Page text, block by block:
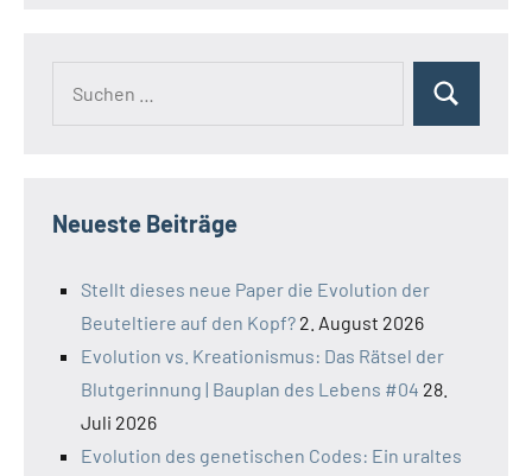
Suchen
Neueste Beiträge
Stellt dieses neue Paper die Evolution der
Beuteltiere auf den Kopf? 2. August 2026
Evolution vs. Kreationismus: Das Rätsel der
Blutgerinnung | Bauplan des Lebens #04 28.
Juli 2026
Evolution des genetischen Codes: Ein uraltes